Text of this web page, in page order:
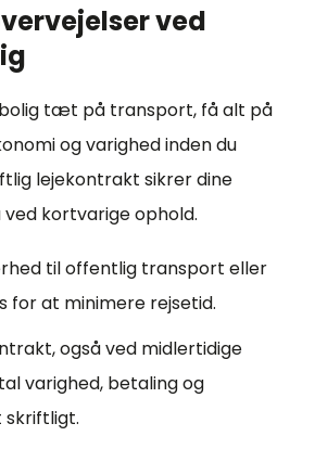
ved
tæt på transport, få alt på
og varighed inden du
lejekontrakt sikrer dine
kortvarige ophold.
til offentlig transport eller
for at minimere rejsetid.
også ved midlertidige
varighed, betaling og